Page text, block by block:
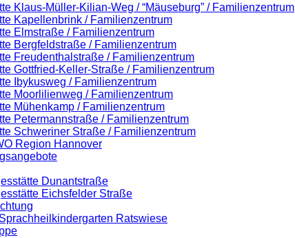
Klaus-Müller-Kilian-Weg / “Mäuseburg” / Familienzentrum
Kapellenbrink / Familienzentrum
Elmstraße / Familienzentrum
Bergfeldstraße / Familienzentrum
Freudenthalstraße / Familienzentrum
Gottfried-Keller-Straße / Familienzentrum
Ibykusweg / Familienzentrum
Moorlilienweg / Familienzentrum
Mühenkamp / Familienzentrum
Petermannstraße / Familienzentrum
Schweriner Straße / Familienzentrum
Region Hannover
Dunantstraße
Eichsfelder Straße
Ratswiese